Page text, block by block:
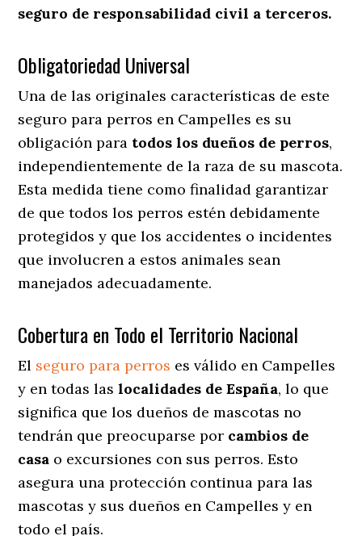
seguro de responsabilidad civil a terceros.
Obligatoriedad Universal
Una de las originales características de este
seguro para perros en Campelles es su
obligación para todos los dueños de perros,
independientemente de la raza de su mascota.
Esta medida tiene como finalidad garantizar
de que todos los perros estén debidamente
protegidos y que los accidentes o incidentes
que involucren a estos animales sean
manejados adecuadamente.
Cobertura en Todo el Territorio Nacional
El seguro para perros es válido en Campelles
y en todas laslocalidades de España, lo que
significa que los dueños de mascotas no
tendrán que preocuparse por cambios de
casa o excursiones con sus perros. Esto
asegura una protección continua para las
mascotas y sus dueños en Campelles y en
todo el país.